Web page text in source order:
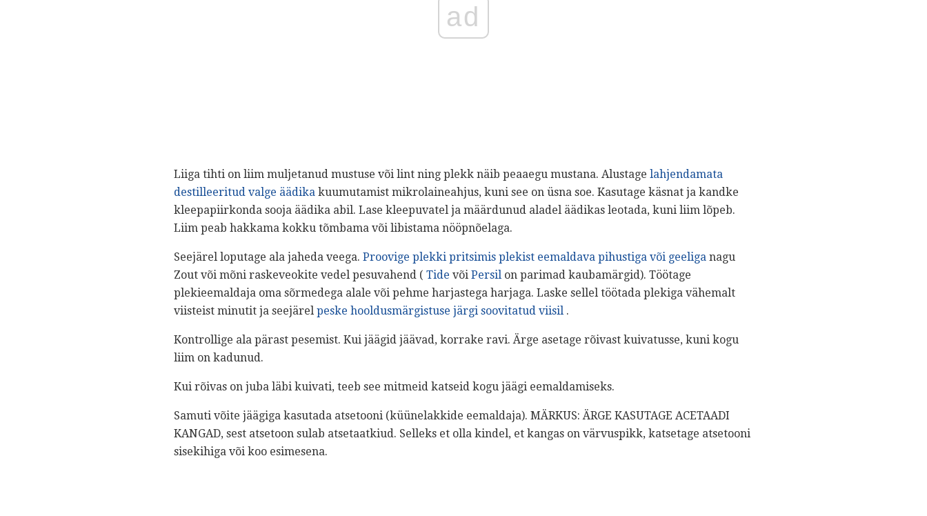
ad
Liiga tihti on liim muljetanud mustuse või lint ning plekk näib peaaegu mustana. Alustage lahjendamata
destilleeritud valge äädika kuumutamist mikrolaineahjus, kuni see on üsna soe. Kasutage käsnat ja kandke
kleepapiirkonda sooja äädika abil. Lase kleepuvatel ja määrdunud aladel äädikas leotada, kuni liim lõpeb.
Liim peab hakkama kokku tõmbama või libistama nööpnõelaga.
Seejärel loputage ala jaheda veega. Proovige plekki pritsimis plekist eemaldava pihustiga või geeliga nagu
Zout või mõni raskeveokite vedel pesuvahend ( Tide või Persil on parimad kaubamärgid). Töötage
plekieemaldaja oma sõrmedega alale või pehme harjastega harjaga. Laske sellel töötada plekiga vähemalt
viisteist minutit ja seejärel peske hooldusmärgistuse järgi soovitatud viisil .
Kontrollige ala pärast pesemist. Kui jäägid jäävad, korrake ravi. Ärge asetage rõivast kuivatusse, kuni kogu
liim on kadunud.
Kui rõivas on juba läbi kuivati, teeb see mitmeid katseid kogu jäägi eemaldamiseks.
Samuti võite jäägiga kasutada atsetooni (küünelakkide eemaldaja). MÄRKUS: ÄRGE KASUTAGE ACETAADI
KANGAD, sest atsetoon sulab atsetaatkiud. Selleks et olla kindel, et kangas on värvuspikk, katsetage atsetooni
sisekihiga või koo esimesena.